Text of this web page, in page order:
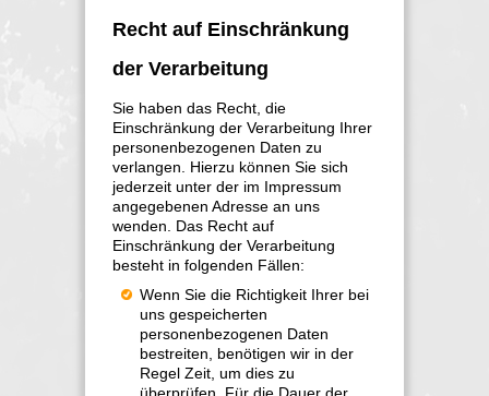
Recht auf Einschränkung
der Verarbeitung
Sie haben das Recht, die
Einschränkung der Verarbeitung Ihrer
personenbezogenen Daten zu
verlangen. Hierzu können Sie sich
jederzeit unter der im Impressum
angegebenen Adresse an uns
wenden. Das Recht auf
Einschränkung der Verarbeitung
besteht in folgenden Fällen:
Wenn Sie die Richtigkeit Ihrer bei
uns gespeicherten
personenbezogenen Daten
bestreiten, benötigen wir in der
Regel Zeit, um dies zu
überprüfen. Für die Dauer der